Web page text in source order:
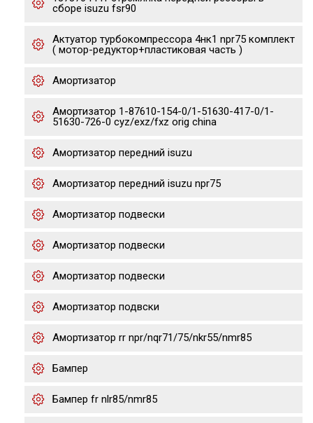
сборе isuzu fsr90
Актуатор турбокомпрессора 4нк1 npr75 комплект
( мотор-редуктор+пластиковая часть )
Амортизатор
Амортизатор 1-87610-154-0/1-51630-417-0/1-
51630-726-0 cyz/exz/fxz orig china
Амортизатор передний isuzu
Амортизатор передний isuzu npr75
Амортизатор подвески
Амортизатор подвески
Амортизатор подвески
Амортизатор подвски
Амортизатор rr npr/nqr71/75/nkr55/nmr85
Бампер
Бампер fr nlr85/nmr85